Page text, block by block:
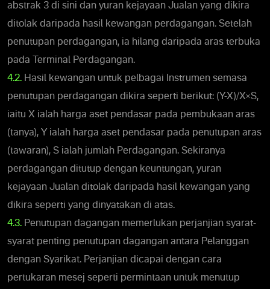
abstrak 3 di sini dan yuran kejayaan Jualan yang dikira
ditolak daripada hasil kewangan perdagangan. Setelah
penutupan perdagangan, ia hilang daripada aras terbuka
pada Terminal Perdagangan.
4.2. Hasil kewangan untuk pelbagai Instrumen semasa
penutupan perdagangan dikira seperti berikut: (Y-X)/X×S,
iaitu X ialah harga aset pendasar pada pembukaan aras
(tanya), Y ialah harga aset pendasar pada penutupan aras
(tawaran), S ialah jumlah Perdagangan. Sekiranya
perdagangan ditutup dengan keuntungan, yuran
kejayaan Jualan ditolak daripada hasil kewangan yang
dikira seperti yang dinyatakan di atas.
4.3. Penutupan dagangan memerlukan perjanjian syarat-
syarat penting penutupan dagangan antara Pelanggan
dengan Syarikat. Perjanjian dicapai dengan cara
pertukaran mesej seperti permintaan untuk menutup